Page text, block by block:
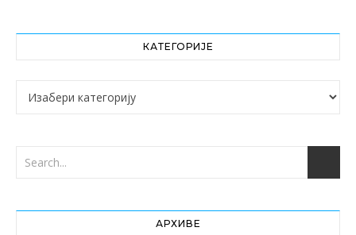
КАТЕГОРИЈЕ
Категорије
АРХИВЕ